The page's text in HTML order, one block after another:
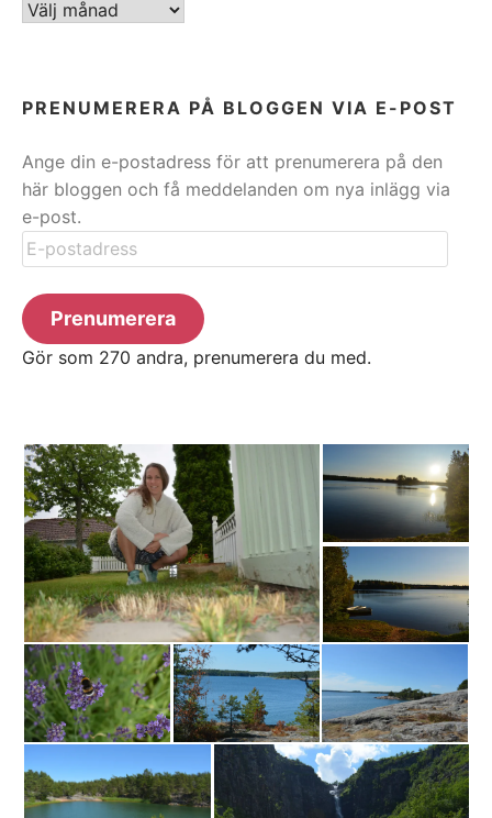
ARKIV
PRENUMERERA PÅ BLOGGEN VIA E-POST
Ange din e-postadress för att prenumerera på den
här bloggen och få meddelanden om nya inlägg via
e-post.
E-
postadress
Prenumerera
Gör som 270 andra, prenumerera du med.